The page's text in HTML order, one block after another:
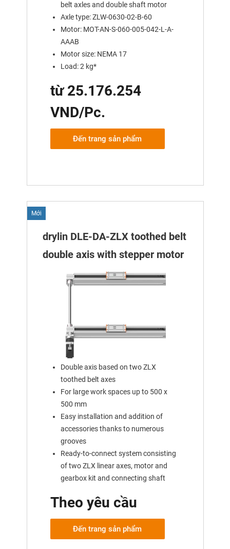
belt axles and double shaft motor
Axle type: ZLW-0630-02-B-60
Motor: MOT-AN-S-060-005-042-L-A-
AAAB
Motor size: NEMA 17
Load: 2 kg*
từ 25.176.254
VND/Pc.
Đến trang sản phẩm
Mới
drylin DLE-DA-ZLX toothed belt
double axis with stepper motor
Double axis based on two ZLX
toothed belt axes
For large work spaces up to 500 x
500 mm
Easy installation and addition of
accessories thanks to numerous
grooves
Ready-to-connect system consisting
of two ZLX linear axes, motor and
gearbox kit and connecting shaft
Theo yêu cầu
Đến trang sản phẩm